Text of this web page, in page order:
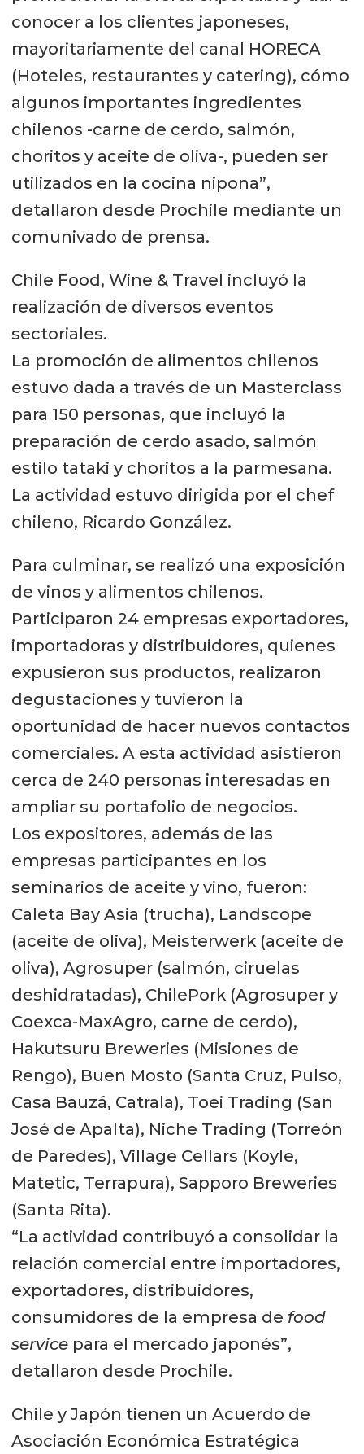
conocer a los clientes japoneses,
mayoritariamente del canal HORECA
(Hoteles, restaurantes y catering), cómo
algunos importantes ingredientes
chilenos -carne de cerdo, salmón,
choritos y aceite de oliva-, pueden ser
utilizados en la cocina nipona”,
detallaron desde Prochile mediante un
comunivado de prensa.
Chile Food, Wine & Travel incluyó la
realización de diversos eventos
sectoriales.
La promoción de alimentos chilenos
estuvo dada a través de un Masterclass
para 150 personas, que incluyó la
preparación de cerdo asado, salmón
estilo tataki y choritos a la parmesana.
La actividad estuvo dirigida por el chef
chileno, Ricardo González.
Para culminar, se realizó una exposición
de vinos y alimentos chilenos.
Participaron 24 empresas exportadores,
importadoras y distribuidores, quienes
expusieron sus productos, realizaron
degustaciones y tuvieron la
oportunidad de hacer nuevos contactos
comerciales. A esta actividad asistieron
cerca de 240 personas interesadas en
ampliar su portafolio de negocios.
Los expositores, además de las
empresas participantes en los
seminarios de aceite y vino, fueron:
Caleta Bay Asia (trucha), Landscope
(aceite de oliva), Meisterwerk (aceite de
oliva), Agrosuper (salmón, ciruelas
deshidratadas), ChilePork (Agrosuper y
Coexca-MaxAgro, carne de cerdo),
Hakutsuru Breweries (Misiones de
Rengo), Buen Mosto (Santa Cruz, Pulso,
Casa Bauzá, Catrala), Toei Trading (San
José de Apalta), Niche Trading (Torreón
de Paredes), Village Cellars (Koyle,
Matetic, Terrapura), Sapporo Breweries
(Santa Rita).
“La actividad contribuyó a consolidar la
relación comercial entre importadores,
exportadores, distribuidores,
consumidores de la empresa de food
servicepara el mercado japonés”,
detallaron desde Prochile.
Chile y Japón tienen un Acuerdo de
Asociación Económica Estratégica